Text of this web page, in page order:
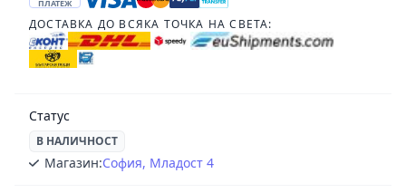
ПЛАТЕЖ
ДОСТАВКА ДО ВСЯКА ТОЧКА НА СВЕТА:
Статус
В НАЛИЧНОСТ
Магазин:София, Младост 4